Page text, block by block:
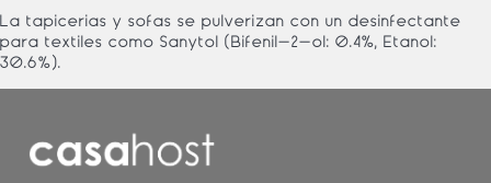
La tapicerias y sofas se pulverizan con un desinfectante
para textiles como Sanytol (Bifenil-2-ol: 0.4%, Etanol:
30.6%).